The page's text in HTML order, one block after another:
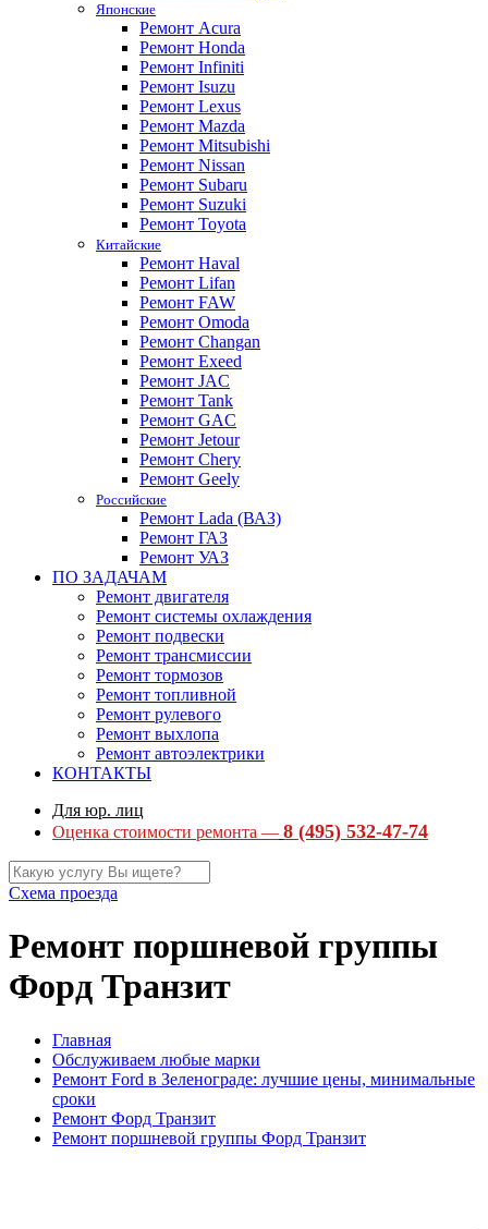
Японские
Ремонт Acura
Ремонт Honda
Ремонт Infiniti
Ремонт Isuzu
Ремонт Lexus
Ремонт Mazda
Ремонт Mitsubishi
Ремонт Nissan
Ремонт Subaru
Ремонт Suzuki
Ремонт Toyota
Китайские
Ремонт Haval
Ремонт Lifan
Ремонт FAW
Ремонт Omoda
Ремонт Changan
Ремонт Exeed
Ремонт JAC
Ремонт Tank
Ремонт GAC
Ремонт Jetour
Ремонт Chery
Ремонт Geely
Российские
Ремонт Lada (ВАЗ)
Ремонт ГАЗ
Ремонт УАЗ
ПО ЗАДАЧАМ
Ремонт двигателя
Ремонт системы охлаждения
Ремонт подвески
Ремонт трансмиссии
Ремонт тормозов
Ремонт топливной
Ремонт рулевого
Ремонт выхлопа
Ремонт автоэлектрики
КОНТАКТЫ
Для юр. лиц
Оценка стоимости ремонта — 8 (495) 532-47-74
Схема проезда
Ремонт поршневой группы
Форд Транзит
Главная
Обслуживаем любые марки
Ремонт Ford в Зеленограде: лучшие цены, минимальные
сроки
Ремонт Форд Транзит
Ремонт поршневой группы Форд Транзит